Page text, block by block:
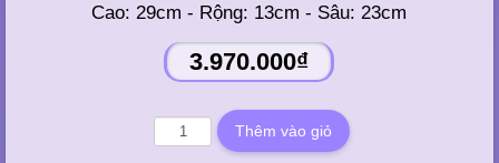
Cao: 29cm - Rộng: 13cm - Sâu: 23cm
3.970.000₫